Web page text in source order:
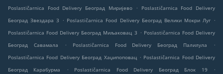
Poslastičarnica Food Delivery Београд Миријево
.
Poslastičarnica Food Delivery
Београд Звездара 3
. Poslastičarnica Food Delivery Београд Велики Мокри Луг .
Poslastičarnica Food Delivery Београд Миљаковац 3 . Poslastičarnica Food Delivery
Београд Савамала
. Poslastičarnica Food Delivery Београд Палилула
.
Poslastičarnica Food Delivery Београд Хаџипоповац . Poslastičarnica Food Delivery
Београд Карабурма
. Poslastičarnica Food Delivery Београд Блок 19
.